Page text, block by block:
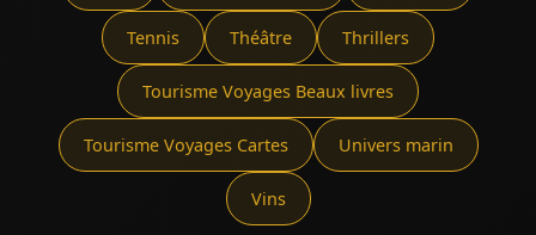
Tennis Théâtre Thrillers
Tourisme Voyages Beaux livres
Tourisme Voyages Cartes Univers marin
Vins